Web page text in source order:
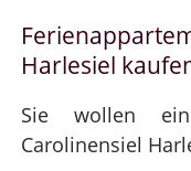
Harlesiel
Sie wollen ein
Carolinensiel